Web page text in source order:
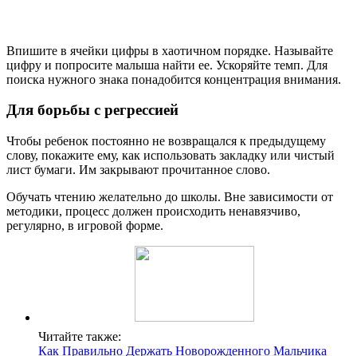
Впишите в ячейки цифры в хаотичном порядке. Называйте
цифру и попросите малыша найти ее. Ускоряйте темп. Для
поиска нужного знака понадобится концентрация внимания.
Для борьбы с регрессией
Чтобы ребенок постоянно не возвращался к предыдущему
слову, покажите ему, как использовать закладку или чистый
лист бумаги. Им закрывают прочитанное слово.
Обучать чтению желательно до школы. Вне зависимости от
методики, процесс должен происходить ненавязчиво,
регулярно, в игровой форме.
Читайте также:
Как Правильно Держать Новорожденного Мальчика